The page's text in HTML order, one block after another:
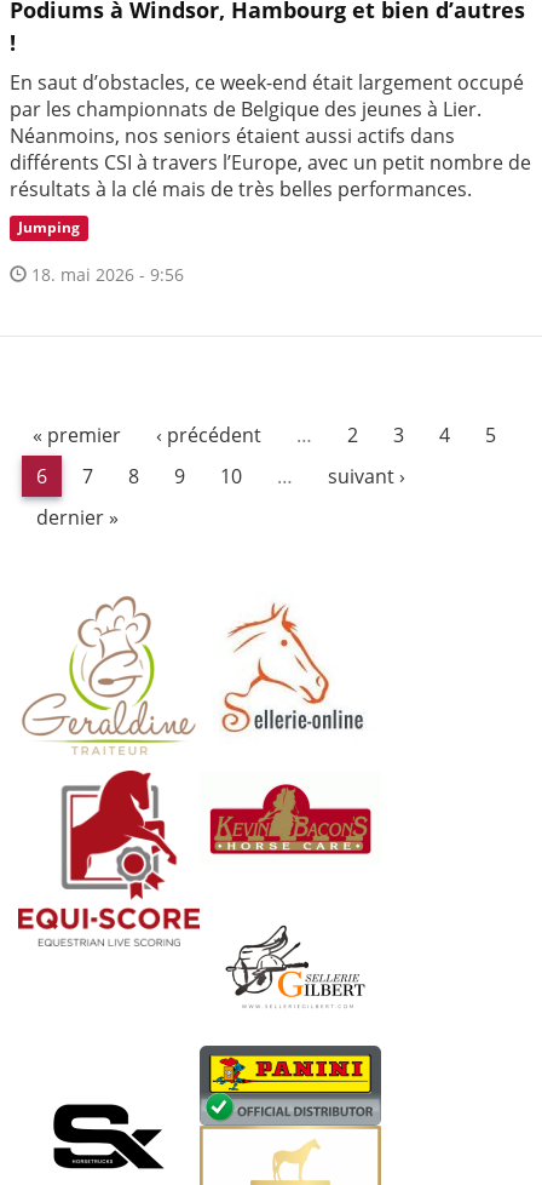
Podiums à Windsor, Hambourg et bien d’autres
!
En saut d’obstacles, ce week-end était largement occupé
par les championnats de Belgique des jeunes à Lier.
Néanmoins, nos seniors étaient aussi actifs dans
différents CSI à travers l’Europe, avec un petit nombre de
résultats à la clé mais de très belles performances.
Jumping
18. mai 2026 - 9:56
« premier ‹ précédent … 2 3 4
5
6
7 8 9 10 …
suivant ›
dernier »